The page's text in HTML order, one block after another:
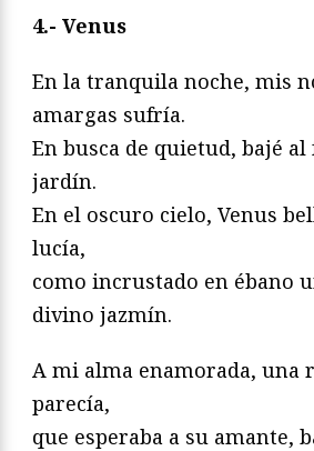
4.- Venus
En la tranquila noche, mis
amargas sufría.
En busca de quietud, bajé
jardín.
En el oscuro cielo, Venus
lucía,
como incrustado en ébano
divino jazmín.
A mi alma enamorada, una
parecía,
que esperaba a su amante,